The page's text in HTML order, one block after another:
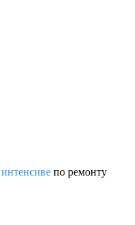
интенсиве по ремонту